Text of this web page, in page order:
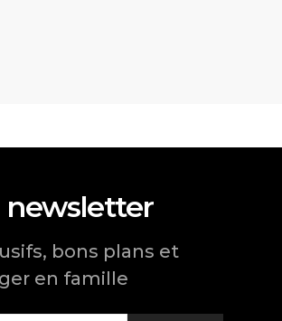
newsletter
bons plans et
en famille